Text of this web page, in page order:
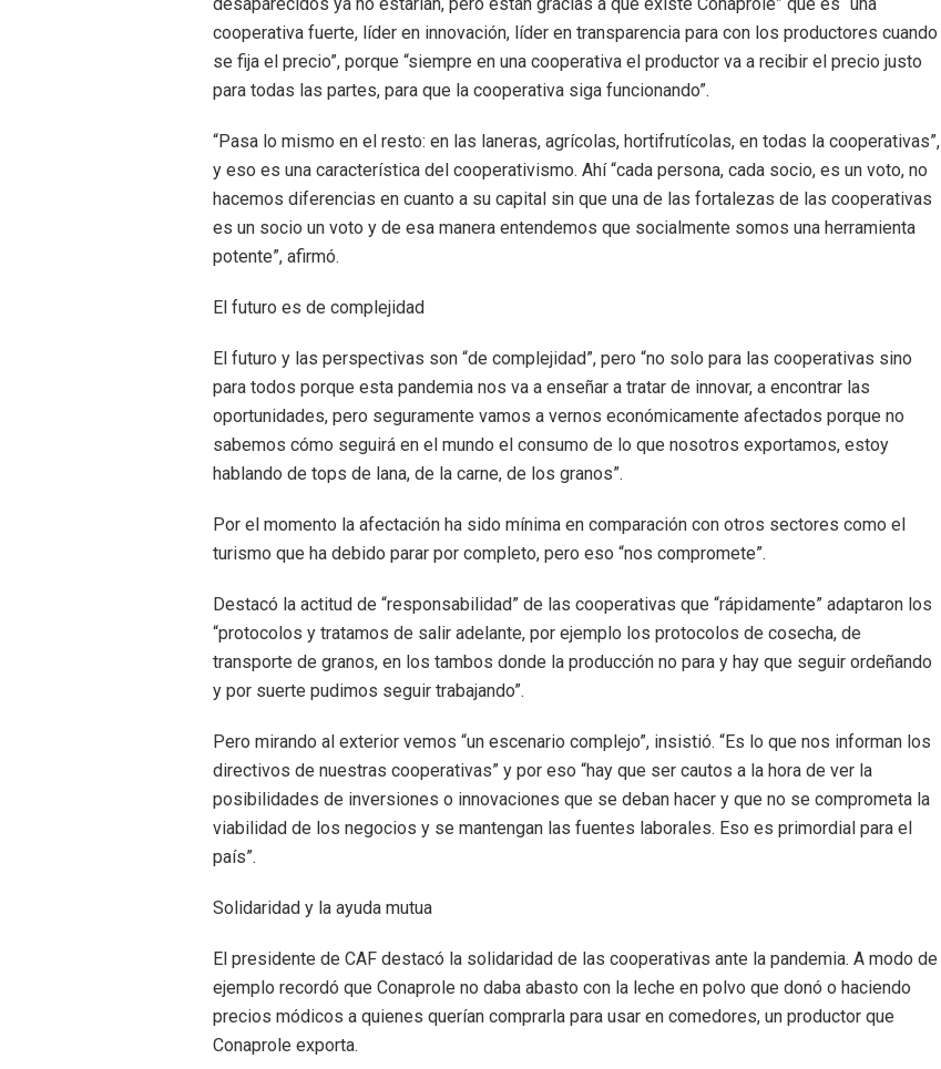
cooperativa fuerte, líder en innovación, líder en transparencia para con los productores cuando
se fija el precio”, porque “siempre en una cooperativa el productor va a recibir el precio justo
para todas las partes, para que la cooperativa siga funcionando”.
“Pasa lo mismo en el resto: en las laneras, agrícolas, hortifrutícolas, en todas la cooperativas”,
y eso es una característica del cooperativismo. Ahí “cada persona, cada socio, es un voto, no
hacemos diferencias en cuanto a su capital sin que una de las fortalezas de las cooperativas
es un socio un voto y de esa manera entendemos que socialmente somos una herramienta
potente”, afirmó.
El futuro es de complejidad
El futuro y las perspectivas son “de complejidad”, pero “no solo para las cooperativas sino
para todos porque esta pandemia nos va a enseñar a tratar de innovar, a encontrar las
oportunidades, pero seguramente vamos a vernos económicamente afectados porque no
sabemos cómo seguirá en el mundo el consumo de lo que nosotros exportamos, estoy
hablando de tops de lana, de la carne, de los granos”.
Por el momento la afectación ha sido mínima en comparación con otros sectores como el
turismo que ha debido parar por completo, pero eso “nos compromete”.
Destacó la actitud de “responsabilidad” de las cooperativas que “rápidamente” adaptaron los
“protocolos y tratamos de salir adelante, por ejemplo los protocolos de cosecha, de
transporte de granos, en los tambos donde la producción no para y hay que seguir ordeñando
y por suerte pudimos seguir trabajando”.
Pero mirando al exterior vemos “un escenario complejo”, insistió. “Es lo que nos informan los
directivos de nuestras cooperativas” y por eso “hay que ser cautos a la hora de ver la
posibilidades de inversiones o innovaciones que se deban hacer y que no se comprometa la
viabilidad de los negocios y se mantengan las fuentes laborales. Eso es primordial para el
país”.
Solidaridad y la ayuda mutua
El presidente de CAF destacó la solidaridad de las cooperativas ante la pandemia. A modo de
ejemplo recordó que Conaprole no daba abasto con la leche en polvo que donó o haciendo
precios módicos a quienes querían comprarla para usar en comedores, un productor que
Conaprole exporta.